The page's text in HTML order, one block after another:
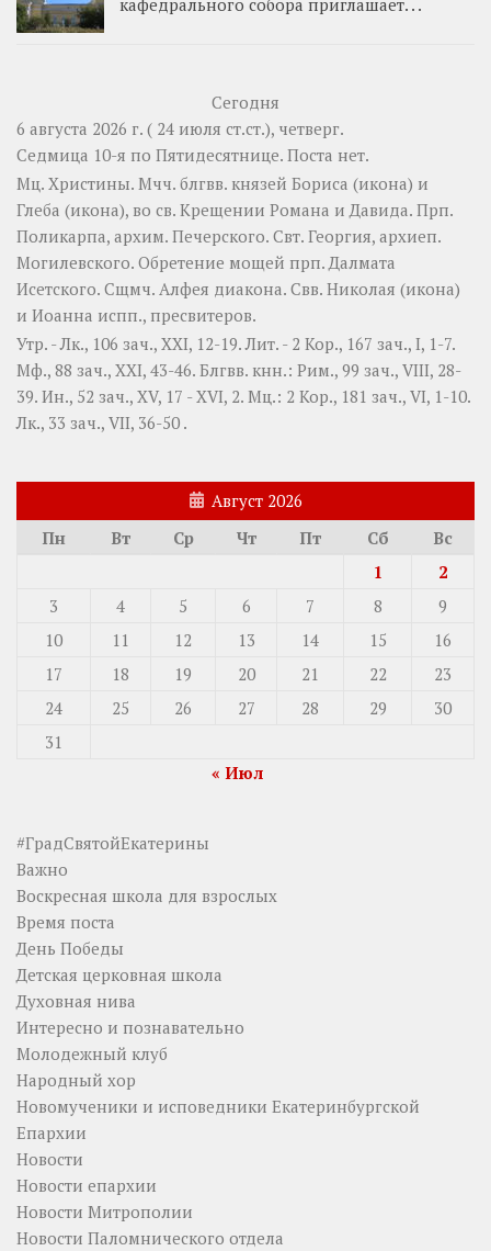
кафедрального собора приглашает. . .
Сегодня
6 августа 2026 г. ( 24 июля ст.ст.), четверг.
Седмица 10-я по Пятидесятнице. Поста нет.
Мц. Христины. Мчч. блгвв. князей Бориса (икона) и
Глеба (икона), во св. Крещении Романа и Давида. Прп.
Поликарпа, архим. Печерского. Свт. Георгия, архиеп.
Могилевского. Обретение мощей прп.Далмата
Исетского. Сщмч. Алфея диакона. Свв. Николая (икона)
и Иоанна испп., пресвитеров.
Утр. -Лк., 106 зач., XXI, 12-19.Лит. - 2 Кор., 167 зач., I, 1-7.
Мф., 88 зач., XXI, 43-46. Блгвв. кнн.: Рим., 99 зач., VIII, 28-
39. Ин., 52 зач., XV, 17 - XVI, 2. Мц.: 2 Кор., 181 зач., VI, 1-10.
Лк., 33 зач., VII, 36-50 .
Август 2026
Пн
Вт Ср Чт Пт Сб
Вс
1
2
3
4 5 6 7 8
9
10
11 12 13 14 15
16
17
18 19 20 21 22
23
24
25 26 27 28 29
30
31
« Июл
#ГрадСвятойЕкатерины
Важно
Воскресная школа для взрослых
Время поста
День Победы
Детская церковная школа
Духовная нива
Интересно и познавательно
Молодежный клуб
Народный хор
Новомученики и исповедники Екатеринбургской
Епархии
Новости
Новости епархии
Новости Митрополии
Новости Паломнического отдела